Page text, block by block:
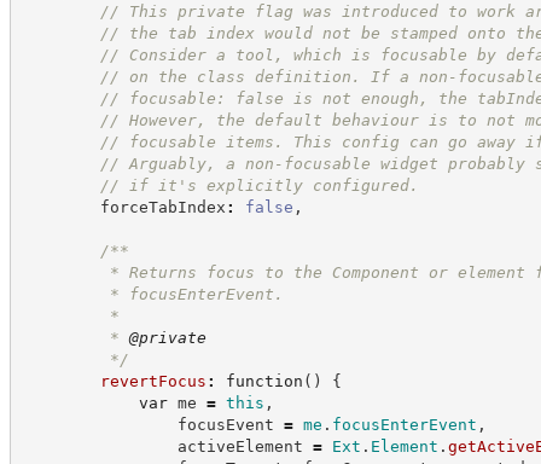
// This private flag was introduced to work
// the tab index would not be stamped onto
// Consider a tool, which is focusable by
// on the class definition. If a non-
// focusable: false is not enough, the
// However, the default behaviour is to not
// focusable items. This config can go away
// Arguably, a non-focusable widget probably
// if it's explicitly configured.
forceTabIndex : false ,
/**
* Returns focus to the Component or element
* focusEnterEvent.
*
* @private
*/
revertFocus : function ( )
{
var me = this ,
focusEvent = me . focusEnterEvent ,
activeElement = Ext . Element .